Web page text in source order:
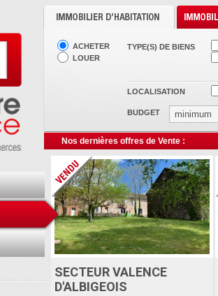
ACHETER
LOUER
TYPE(S) DE BIENS
LOCALISATION
BUDGET
Nos dernières offres de Vente :
SECTEUR VALENCE
D'ALBIGEOIS